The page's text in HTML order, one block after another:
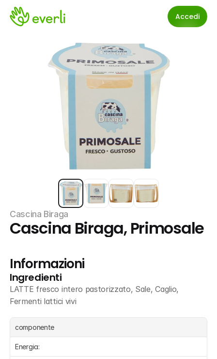
Accedi
Cascina Biraga
Cascina Biraga, Primosale
Informazioni
Ingredienti
LATTE fresco intero pastorizzato, Sale, Caglio,
Fermenti lattici vivi
componente
Energia: